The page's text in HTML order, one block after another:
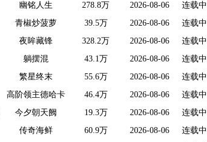
幽铭人生 278.8万 2026-08-06
连载中
青椒炒菠萝 39.5万 2026-08-06
连载中
夜眸藏锋 328.2万 2026-08-06
连载中
躺摆混 43.1万 2026-08-06
连载中
繁星终末 55.6万 2026-08-06
连载中
高阶领主德哈卡 46.4万 2026-08-06
连载中
今夕朝天阙 19.3万 2026-08-06
连载中
传奇海鲜 60.9万 2026-08-06
连载中